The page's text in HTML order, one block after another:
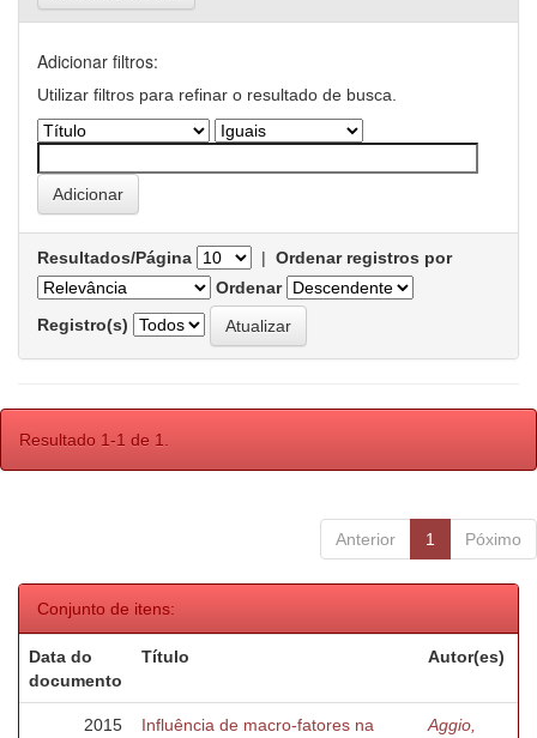
Adicionar filtros:
Utilizar filtros para refinar o resultado de busca.
Resultados/Página | Ordenar registros por
Ordenar
Registro(s)
Resultado 1-1 de 1.
Anterior 1 Póximo
Conjunto de itens:
Data do
documento
Título Autor(es)
2015
Influência de macro-fatores na
Aggio,